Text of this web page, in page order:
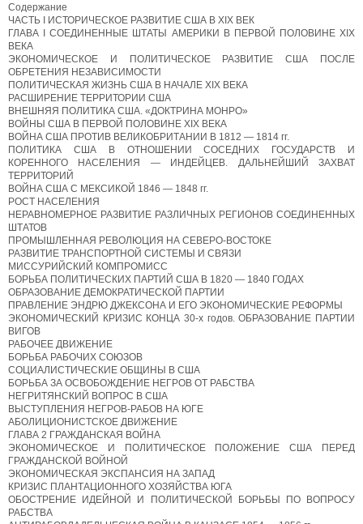
Содержание
ЧАСТЬ I ИСТОРИЧЕСКОЕ РАЗВИТИЕ США В XIX ВЕК
ГЛАВА I СОЕДИНЕННЫЕ ШТАТЫ АМЕРИКИ В ПЕРВОЙ ПОЛОВИНЕ XIX
ВЕКА
ЭКОНОМИЧЕСКОЕ И ПОЛИТИЧЕСКОЕ РАЗВИТИЕ США ПОСЛЕ
ОБРЕТЕНИЯ НЕЗАВИСИМОСТИ
ПОЛИТИЧЕСКАЯ ЖИЗНЬ США В НАЧАЛЕ XIX ВЕКА
РАСШИРЕНИЕ ТЕРРИТОРИИ США
ВНЕШНЯЯ ПОЛИТИКА США. «ДОКТРИНА МОНРО»
ВОЙНЫ США В ПЕРВОЙ ПОЛОВИНЕ XIX ВЕКА
ВОЙНА США ПРОТИВ ВЕЛИКОБРИТАНИИ В 1812 — 1814 гг.
ПОЛИТИКА США В ОТНОШЕНИИ СОСЕДНИХ ГОСУДАРСТВ И
КОРЕННОГО НАСЕЛЕНИЯ — ИНДЕЙЦЕВ. ДАЛЬНЕЙШИЙ ЗАХВАТ
ТЕРРИТОРИЙ
ВОЙНА США С МЕКСИКОЙ 1846 — 1848 гг.
РОСТ НАСЕЛЕНИЯ
НЕРАВНОМЕРНОЕ РАЗВИТИЕ РАЗЛИЧНЫХ РЕГИОНОВ СОЕДИНЕННЫХ
ШТАТОВ
ПРОМЫШЛЕННАЯ РЕВОЛЮЦИЯ НА СЕВЕРО-ВОСТОКЕ
РАЗВИТИЕ ТРАНСПОРТНОЙ СИСТЕМЫ И СВЯЗИ
МИССУРИЙСКИЙ КОМПРОМИСС
БОРЬБА ПОЛИТИЧЕСКИХ ПАРТИЙ США В 1820 — 1840 ГОДАХ
ОБРАЗОВАНИЕ ДЕМОКРАТИЧЕСКОЙ ПАРТИИ
ПРАВЛЕНИЕ ЭНДРЮ ДЖЕКСОНА И ЕГО ЭКОНОМИЧЕСКИЕ РЕФОРМЫ
ЭКОНОМИЧЕСКИЙ КРИЗИС КОНЦА 30-х годов. ОБРАЗОВАНИЕ ПАРТИИ
ВИГОВ
РАБОЧЕЕ ДВИЖЕНИЕ
БОРЬБА РАБОЧИХ СОЮЗОВ
СОЦИАЛИСТИЧЕСКИЕ ОБЩИНЫ В США
БОРЬБА ЗА ОСВОБОЖДЕНИЕ НЕГРОВ ОТ РАБСТВА
НЕГРИТЯНСКИЙ ВОПРОС В США
ВЫСТУПЛЕНИЯ НЕГРОВ-РАБОВ НА ЮГЕ
АБОЛИЦИОНИСТСКОЕ ДВИЖЕНИЕ
ГЛАВА 2 ГРАЖДАНСКАЯ ВОЙНА
ЭКОНОМИЧЕСКОЕ И ПОЛИТИЧЕСКОЕ ПОЛОЖЕНИЕ США ПЕРЕД
ГРАЖДАНСКОЙ ВОЙНОЙ
ЭКОНОМИЧЕСКАЯ ЭКСПАНСИЯ НА ЗАПАД
КРИЗИС ПЛАНТАЦИОННОГО ХОЗЯЙСТВА ЮГА
ОБОСТРЕНИЕ ИДЕЙНОЙ И ПОЛИТИЧЕСКОЙ БОРЬБЫ ПО ВОПРОСУ
РАБСТВА